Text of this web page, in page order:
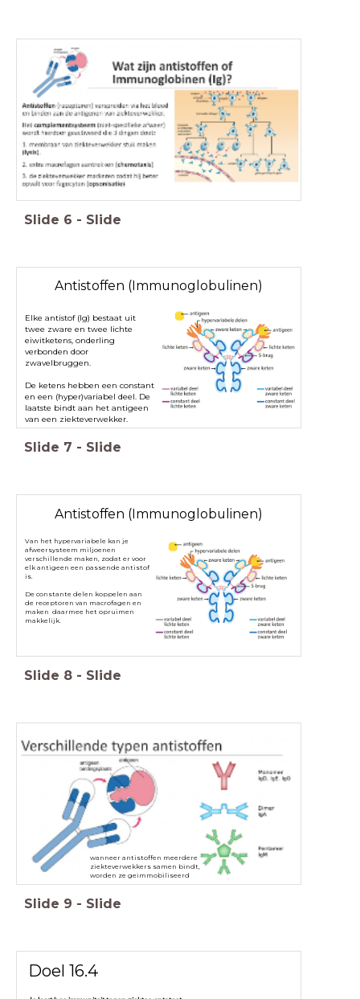
Slide 6 - Slide
Antistoffen (Immunoglobulinen)
Elke antistof (Ig) bestaat uit
twee zware en twee lichte
eiwitketens, onderling
verbonden door
zwavelbruggen.
De ketens hebben een constant
en een (hyper)variabel deel. De
laatste bindt aan het antigeen
van een ziekteverwekker.
Slide 7 - Slide
Antistoffen (Immunoglobulinen)
Van het hypervariabele kan je
afweersysteem miljoenen
verschillende maken, zodat er voor
elk antigeen een passende antistof
is.
De constante delen koppelen aan
de receptoren van macrofagen en
maken daarmee het opruimen
makkelijk.
Slide 8 - Slide
wanneer antistoffen meerdere
ziekteverwekkers samen bindt,
worden ze geimmobiliseerd
Slide 9 - Slide
Doel 16.4